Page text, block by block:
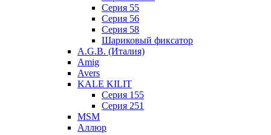
Серия 55
Серия 56
Серия 58
Шариковый фиксатор
A.G.B. (Италия)
Amig
Avers
KALE KILIT
Серия 155
Серия 251
MSM
Аллюр